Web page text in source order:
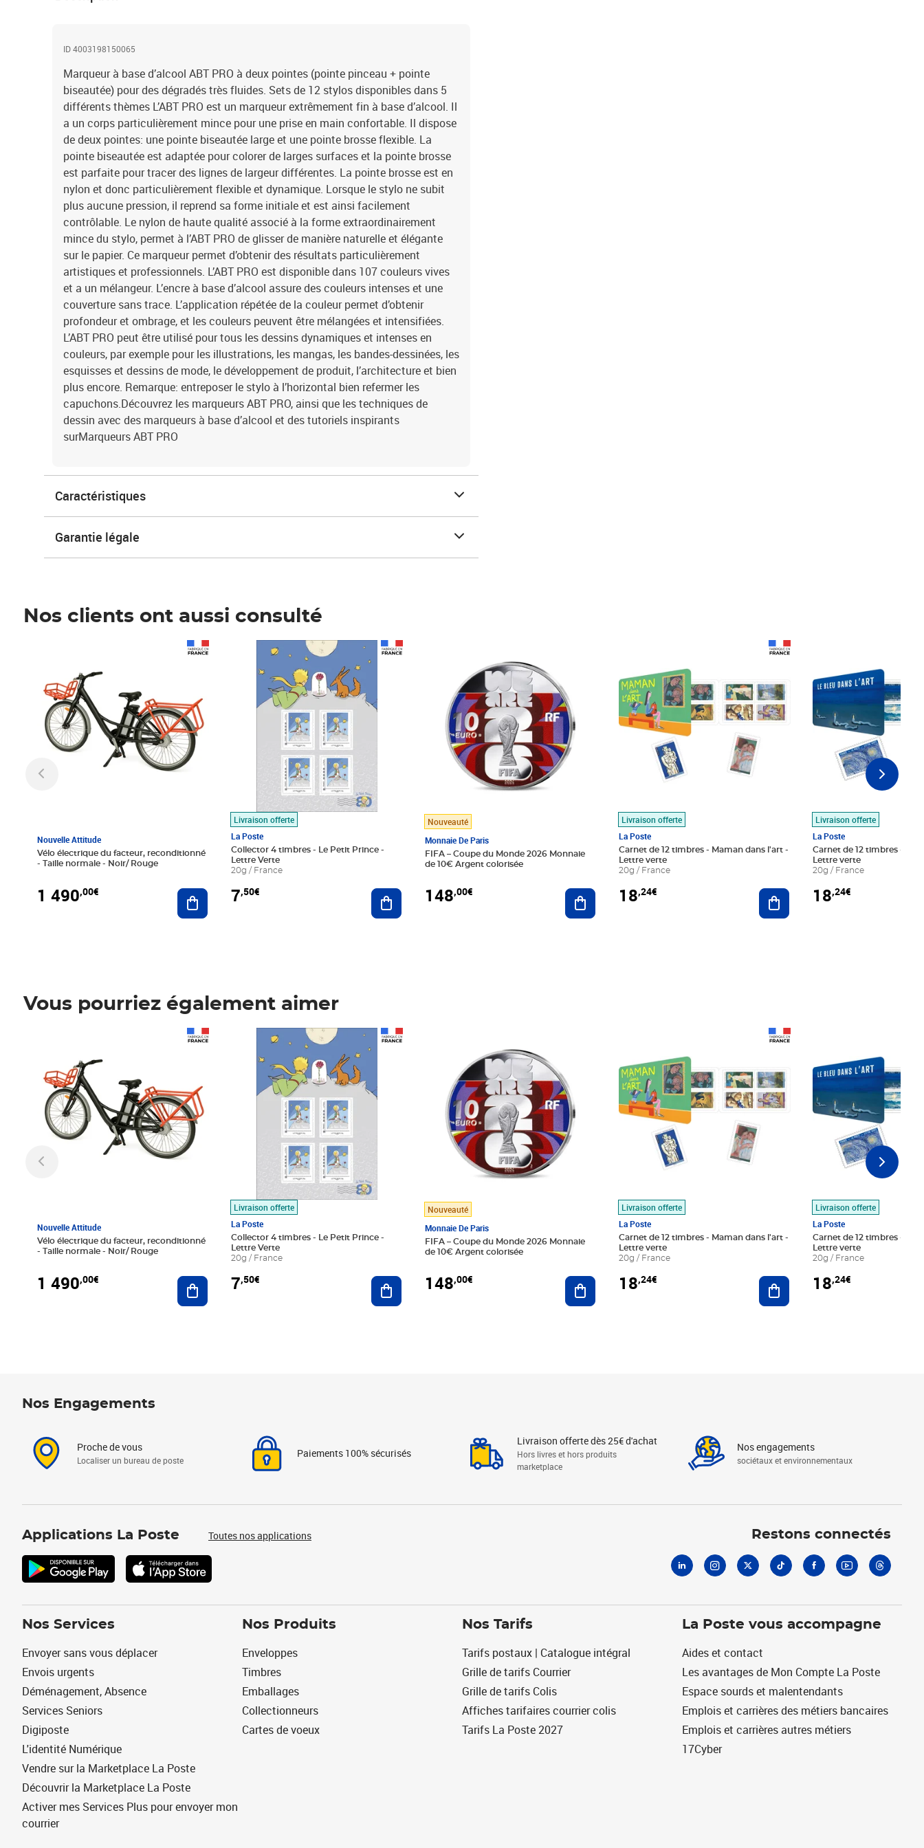
ID 4003198150065
Marqueur à base d’alcool ABT PRO à deux pointes (pointe pinceau + pointe
biseautée) pour des dégradés très fluides. Sets de 12 stylos disponibles dans 5
différents thèmes L’ABT PRO est un marqueur extrêmement fin à base d’alcool. Il
a un corps particulièrement mince pour une prise en main confortable. Il dispose
de deux pointes: une pointe biseautée large et une pointe brosse flexible. La
pointe biseautée est adaptée pour colorer de larges surfaces et la pointe brosse
est parfaite pour tracer des lignes de largeur différentes. La pointe brosse est en
nylon et donc particulièrement flexible et dynamique. Lorsque le stylo ne subit
plus aucune pression, il reprend sa forme initiale et est ainsi facilement
contrôlable. Le nylon de haute qualité associé à la forme extraordinairement
mince du stylo, permet à l’ABT PRO de glisser de manière naturelle et élégante
sur le papier. Ce marqueur permet d’obtenir des résultats particulièrement
artistiques et professionnels. L’ABT PRO est disponible dans 107 couleurs vives
et a un mélangeur. L’encre à base d’alcool assure des couleurs intenses et une
couverture sans trace. L’application répétée de la couleur permet d’obtenir
profondeur et ombrage, et les couleurs peuvent être mélangées et intensifiées.
L’ABT PRO peut être utilisé pour tous les dessins dynamiques et intenses en
couleurs, par exemple pour les illustrations, les mangas, les bandes-dessinées, les
esquisses et dessins de mode, le développement de produit, l’architecture et bien
plus encore. Remarque: entreposer le stylo à l’horizontal bien refermer les
capuchons.Découvrez les marqueurs ABT PRO, ainsi que les techniques de
dessin avec des marqueurs à base d’alcool et des tutoriels inspirants
surMarqueurs ABT PRO
Caractéristiques
Garantie légale
Nos clients ont aussi consulté
Nouvelle Attitude
Vélo électrique du facteur, reconditionné
- Taille normale - Noir/ Rouge
1 490,00€ Ajouter au panier
Livraison offerte
La Poste
Collector 4 timbres - Le Petit Prince -
Lettre Verte
20g / France
7,50€
Prix 7,50€
Ajouter au panier
Nouveauté
Monnaie De Paris
FIFA – Coupe du Monde 2026 Monnaie
de 10€ Argent colorisée
148,00€ Ajouter au panier
Livraison offerte
La Poste
Carnet de 12 timbres - Maman dans l'art -
Lettre verte
20g / France
18,24€ Ajouter au panier
Livraison offerte
La Poste
Carnet de 12 timbres - Le
Lettre verte
20g / France
18,24€
Vous pourriez également aimer
Nouvelle Attitude
Vélo électrique du facteur, reconditionné
- Taille normale - Noir/ Rouge
1 490,00€ Ajouter au panier
Livraison offerte
La Poste
Collector 4 timbres - Le Petit Prince -
Lettre Verte
20g / France
7,50€
Prix 7,50€
Ajouter au panier
Nouveauté
Monnaie De Paris
FIFA – Coupe du Monde 2026 Monnaie
de 10€ Argent colorisée
148,00€ Ajouter au panier
Livraison offerte
La Poste
Carnet de 12 timbres - Maman dans l'art -
Lettre verte
20g / France
18,24€ Ajouter au panier
Livraison offerte
La Poste
Carnet de 12 timbres - Le
Lettre verte
20g / France
18,24€
Nos Engagements
Proche de vous
Localiser un bureau de poste
Paiements 100% sécurisés
Livraison offerte dès 25€ d'achat
Hors livres et hors produits
marketplace
Nos engagements
sociétaux et environnementaux
Applications La Poste Toutes nos applications Restons connectés
Nos Services
Envoyer sans vous déplacer
Envois urgents
Déménagement, Absence
Services Seniors
Digiposte
L'identité Numérique
Vendre sur la Marketplace La Poste
Découvrir la Marketplace La Poste
Activer mes Services Plus pour envoyer mon
courrier
Nos Produits
Enveloppes
Timbres
Emballages
Collectionneurs
Cartes de voeux
Nos Tarifs
Tarifs postaux | Catalogue intégral
Grille de tarifs Courrier
Grille de tarifs Colis
Affiches tarifaires courrier colis
Tarifs La Poste 2027
La Poste vous accompagne
Aides et contact
Les avantages de Mon Compte La Poste
Espace sourds et malentendants
Emplois et carrières des métiers bancaires
Emplois et carrières autres métiers
17Cyber